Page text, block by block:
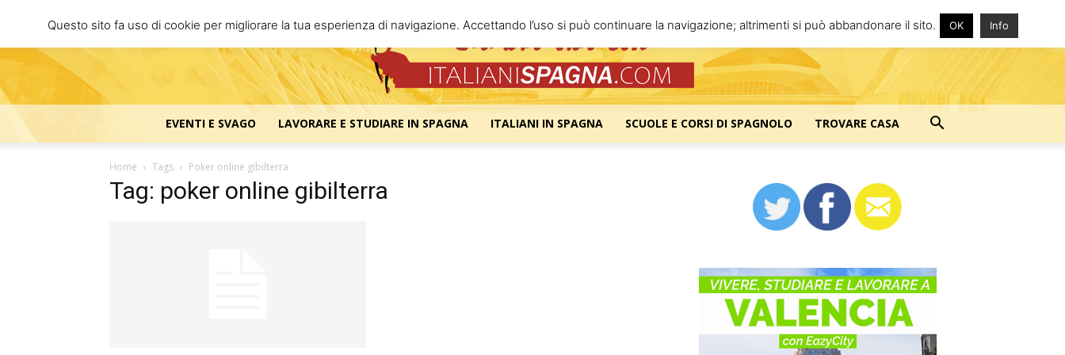
Italiani
EVENTI E SVAGO LAVORARE E STUDIARE IN SPAGNA ITALIANI IN SPAGNA SCUOLE E CORSI DI SPAGNOLO TROVARE CASA
Home Tags Poker online gibilterra
Tag: poker online gibilterra
Questo sito fa uso di cookie per migliorare la tua esperienza di navigazione. Accettando l’uso si può continuare la navigazione; altrimenti si può abbandonare il sito. OK Info